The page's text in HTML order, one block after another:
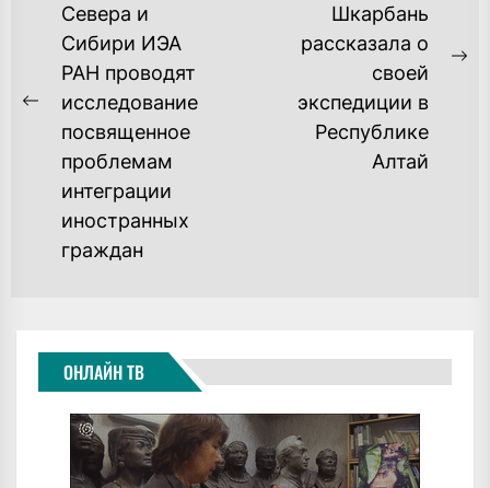
ЗАПИСЯМ
Previous
post:
Севера и
Сибири ИЭА
РАН проводят
исследование
посвященное
проблемам
интеграции
иностранных
граждан
Шкарбань
рассказала о
своей
экспедиции в
Республике
Алтай
ОНЛАЙН ТВ